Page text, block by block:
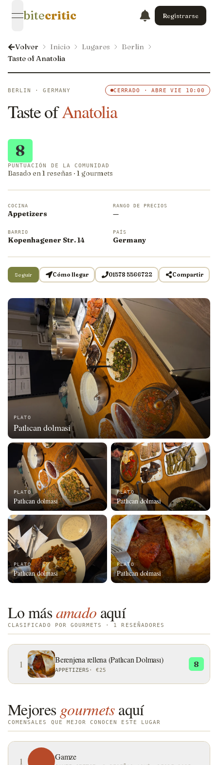
open navigation menu
bitecritic Registrarse
Volver Inicio Lugares
Berlin
Taste of Anatolia
PLATO
Patlıcan dolmasi
PLATO
Patlıcan dolmasi
PLATO
Patlıcan dolmasi
PLATO
Patlıcan dolmasi
PLATO
Patlıcan dolmasi
BERLIN · GERMANY CERRADO · ABRE VIE 10:00
Taste ofAnatolia
8
PUNTUACIÓN DE LA COMUNIDAD
Basado en 1 reseñas · 1 gourmets
COCINA
Appetizers
RANGO DE PRECIOS
—
BARRIO
Kopenhagener Str. 14
PAÍS
Germany
Seguir Cómo llegar 01578 5566722 Compartir
Lo másamado aquí
CLASIFICADO POR GOURMETS · 1 RESEÑADORES
1 Berenjena rellena (Patlıcan Dolması)
APPETIZERS · €25
8
Mejores gourmetsaquí
COMENSALES QUE MEJOR CONOCEN ESTE LUGAR
1 Gamze